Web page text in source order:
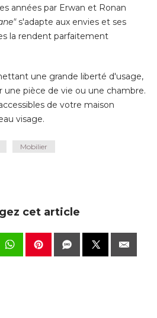
années par Erwan et Ronan
s'adapte aux envies et ses
la rendent parfaitement
une grande liberté d'usage,
pièce de vie ou une chambre.
de votre maison
visage.
Mobilier
cet article